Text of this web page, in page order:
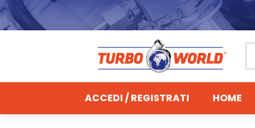
ACCEDI / REGISTRATI HOME